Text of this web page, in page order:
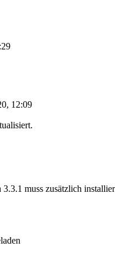
12:09
muss zusätzlich